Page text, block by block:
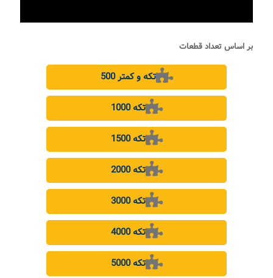
بر اساس تعداد قطعات
500 تکه و کمتر
1000 تکه
1500 تکه
2000 تکه
3000 تکه
4000 تکه
5000 تکه